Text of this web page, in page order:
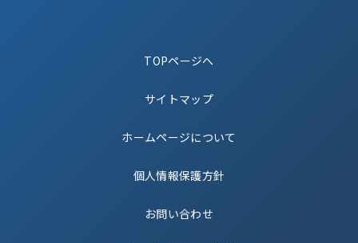
TOPページへ
サイトマップ
ホームページについて
個人情報保護方針
お問い合わせ